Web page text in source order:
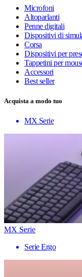
Microfoni
Altoparlanti
Penne digitali
Dispositivi di
Corsa
Dispositivi per
Tappetini per
Accessori
Best seller
Acquista a modo tuo
MX Serie
MX Serie
Serie Ergo